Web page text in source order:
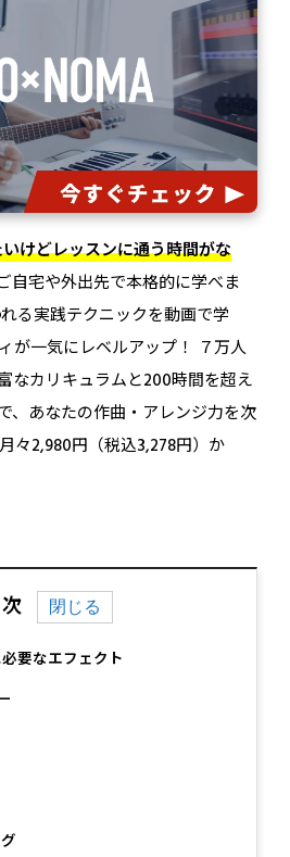
けどレッスンに通う時間がな
自宅や外出先で本格的に学べま
る実践テクニックを動画で学
が一気にレベルアップ！ ７万人
なカリキュラムと200時間を超え
、あなたの作曲・アレンジ力を次
々2,980円（税込3,278円）か
要なエフェクト